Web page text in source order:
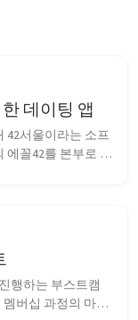
데이팅 앱
42서울이라는 소프
에꼴42를 본부로 전
행하는 부스트캠
멤버십 과정의 마지